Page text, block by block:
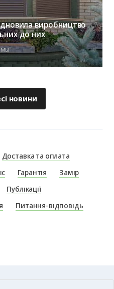
виробництво
до них
новини
Доставка та оплата
Гарантія
Замір
Публікації
Питання-відповідь